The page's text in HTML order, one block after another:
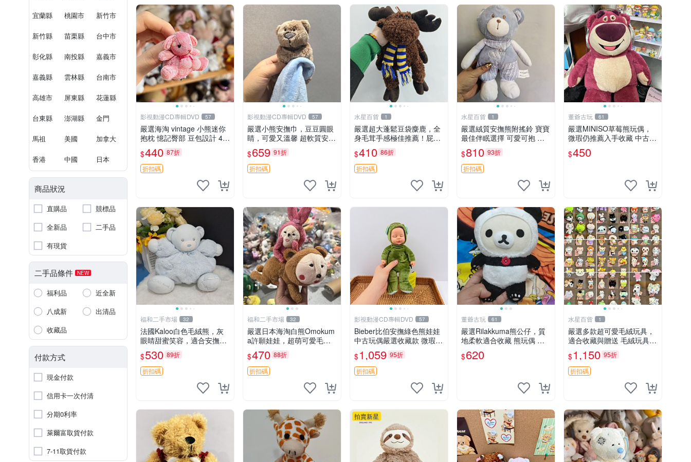
宜蘭縣 桃園市 新竹市
新竹縣 苗栗縣 台中市
彰化縣 南投縣 嘉義市
嘉義縣 雲林縣 台南市
高雄市 屏東縣 花蓮縣
台東縣 澎湖縣 金門
馬祖 美國 加拿大
香港 中國 日本
商品狀況
直購品
競標品
全新品
二手品
有現貨
二手品條件 NEW
福利品
近全新
八成新
出清品
收藏品
付款方式
現金付款
信用卡一次付清
分期0利率
萊爾富取貨付款
7-11取貨付款
影視動漫CD專輯DVD 57
嚴選海淘 vintage 小熊迷你
抱枕 憶記臀部 豆包設計 4c
m 高 推薦收藏 迷你豆包小
熊、高臀部、豆袋抱枕
$440 87折
折扣碼
影視動漫CD專輯DVD 57
嚴選小熊安撫巾，豆豆圓眼
睛，可愛又溫馨 超軟質安撫
巾，豆豆設計，哄睡好幫手
約克豆豆眼安撫巾 數碼豆豆
眼
$659 91折
折扣碼
水星百貨 1
嚴選超大蓬鬆豆袋麋鹿，全
身毛茸手感極佳推薦！屁股
與四肢填充均勻，適合收藏
與孩童共賞。 麋鹿 豆袋 毛
茸玩具
$410 86折
折扣碼
水星百貨 1
嚴選絨質安撫熊附搖鈴 寶寶
最佳伴眠選擇 可愛可抱 絨
毛玩具 安撫熊 嬰兒用
$810 93折
折扣碼
董爺古玩 61
嚴選MINISO草莓熊玩偶，
微瑕仍推薦入手收藏 中古 M
INISO 草莓熊 玩具 收藏
$450
福和二手市場 32
法國Kaloo白色毛絨熊，灰
眼睛甜蜜笑容，適合安撫逗
趣可愛，柔軟面料手感佳。
14 白色安撫熊 毛絨玩具 寶
寶逗樂具
$530 89折
折扣碼
福和二手市場 32
嚴選日本海淘白熊Omokum
a許願娃娃，超萌可愛毛絨
公仔推薦收藏 白熊 Omoku
ma 毛絨玩具 偽裝娃娃 玩具
擺飾
$470 88折
折扣碼
影視動漫CD專輯DVD 57
Bieber比伯安撫綠色熊娃娃
中古玩偶嚴選收藏款 微瑕輕
度使用 Bieber綠熊娃娃 中
古玩偶 微瑕
$1,059 95折
折扣碼
董爺古玩 61
嚴選Rilakkuma熊公仔，質
地柔軟適合收藏 熊玩偶 柔
軟 公仔 收藏
$620
水星百貨 1
嚴選多款超可愛毛絨玩具，
適合收藏與贈送 毛絨玩具、
抱枕、公仔
$1,150 95折
折扣碼
拍賣新星